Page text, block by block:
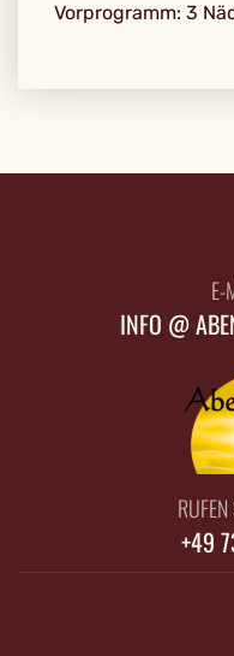
Vorprogramm: 3
E-
INFO @
+49